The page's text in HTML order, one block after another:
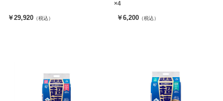
￥29,920 （税込）
×4
￥6,200 （税込）